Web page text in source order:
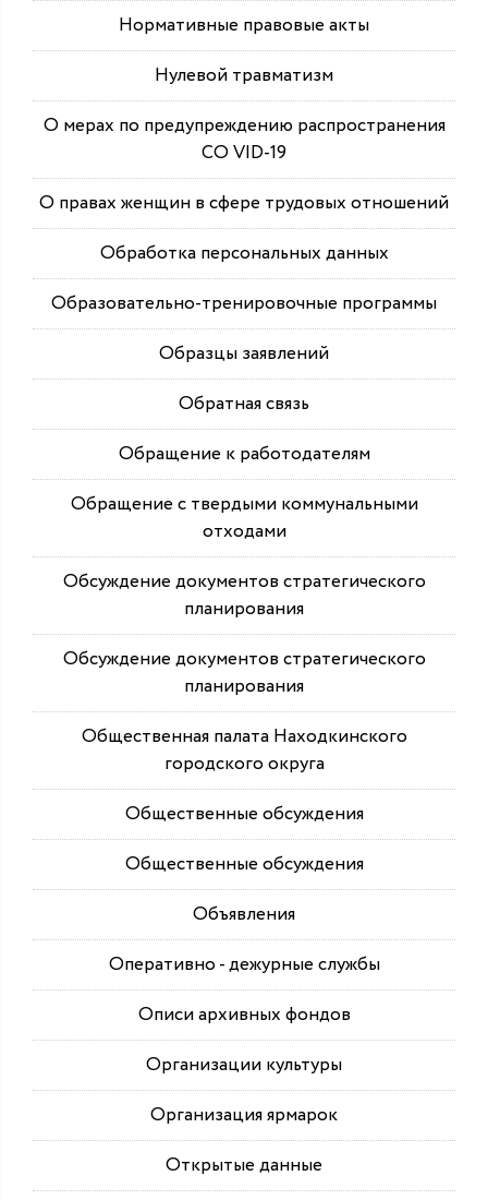
Нормативные правовые акты
Нулевой травматизм
О мерах по предупреждению распространения
СО VID-19
О правах женщин в сфере трудовых отношений
Обработка персональных данных
Образовательно-тренировочные программы
Образцы заявлений
Обратная связь
Обращение к работодателям
Обращение с твердыми коммунальными
отходами
Обсуждение документов стратегического
планирования
Обсуждение документов стратегического
планирования
Общественная палата Находкинского
городского округа
Общественные обсуждения
Общественные обсуждения
Объявления
Оперативно - дежурные службы
Описи архивных фондов
Организации культуры
Организация ярмарок
Открытые данные